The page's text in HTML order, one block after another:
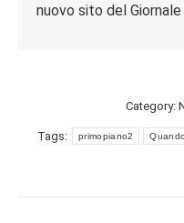
nuovo sito del
Category:
Tags: primopiano2